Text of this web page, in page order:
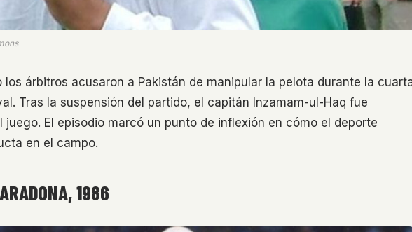
árbitros acusaron a Pakistán de manipular la pelota durante la
Tras la suspensión del partido, el capitán Inzamam-ul-Haq fue
El episodio marcó un punto de inflexión en cómo el deporte
en el campo.
1986